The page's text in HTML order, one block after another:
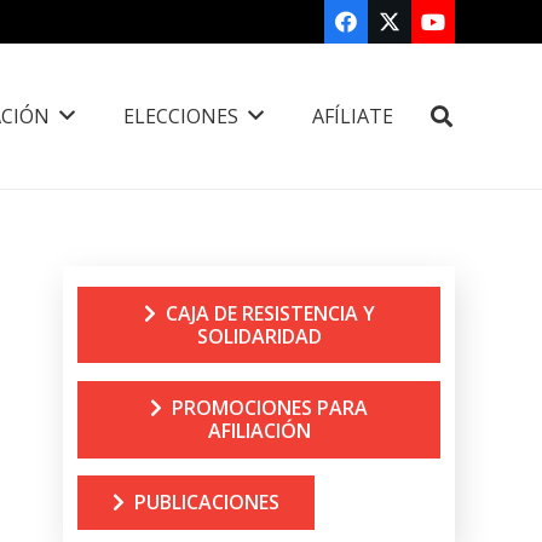
ELECCIONES AFÍLIATE
CAJA DE RESISTENCIA Y
SOLIDARIDAD
PROMOCIONES PARA
AFILIACIÓN
PUBLICACIONES